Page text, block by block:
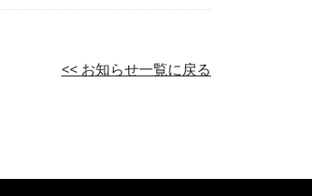
<< お知らせ一覧に戻る